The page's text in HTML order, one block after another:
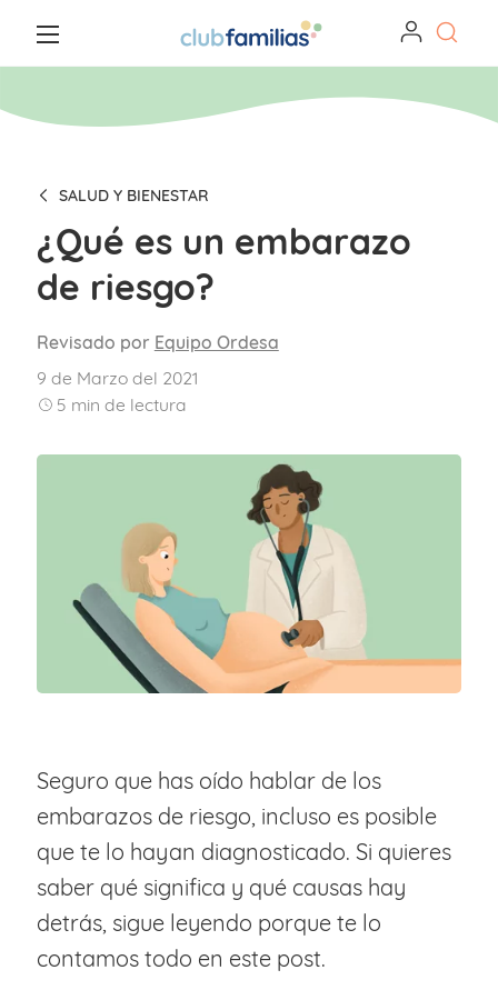
SALUD Y BIENESTAR
¿Qué es un embarazo
de riesgo?
Revisado por Equipo Ordesa
9 de Marzo del 2021
5 min de lectura
Seguro que has oído hablar de los
embarazos de riesgo, incluso es posible
que te lo hayan diagnosticado. Si quieres
saber qué significa y qué causas hay
detrás, sigue leyendo porque te lo
contamos todo en este post.